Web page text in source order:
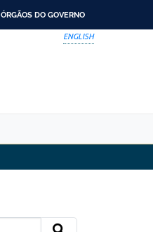
ÓRGÃOS DO GOVERNO
ENGLISH